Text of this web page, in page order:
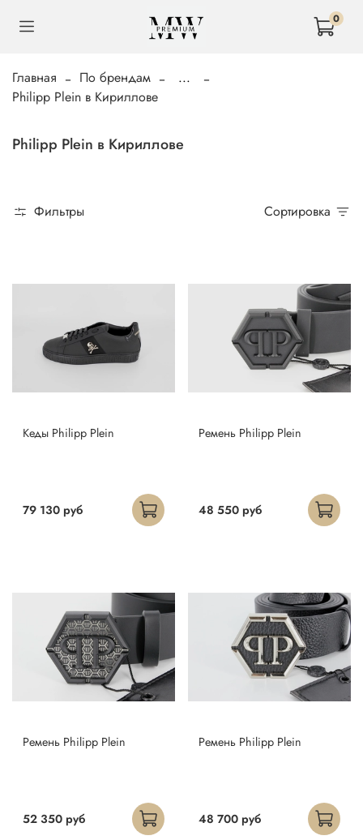
0
Главная По брендам
...
Philipp Plein в Кириллове
Philipp Plein в Кириллове
Фильтры Сортировка
Кеды Philipp Plein
79 130 руб
Ремень Philipp Plein
48 550 руб
Ремень Philipp Plein
52 350 руб
Ремень Philipp Plein
48 700 руб